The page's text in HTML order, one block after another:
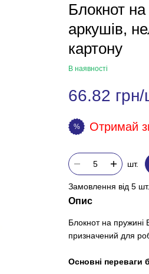
Блокнот
аркушів,
картону
В наявності
66.82 грн/
% Отримай
шт.
Замовлення від 5 шт.
Опис
Блокнот на пружині
призначений для
Основні переваги